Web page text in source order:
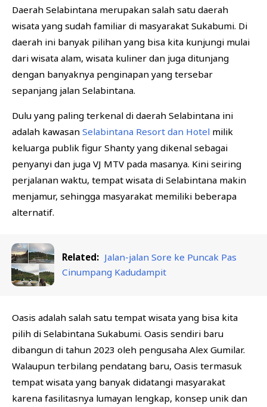
Daerah Selabintana merupakan salah satu daerah
wisata yang sudah familiar di masyarakat Sukabumi. Di
daerah ini banyak pilihan yang bisa kita kunjungi mulai
dari wisata alam, wisata kuliner dan juga ditunjang
dengan banyaknya penginapan yang tersebar
sepanjang jalan Selabintana.
Dulu yang paling terkenal di daerah Selabintana ini
adalah kawasan Selabintana Resort dan Hotel milik
keluarga publik figur Shanty yang dikenal sebagai
penyanyi dan juga VJ MTV pada masanya. Kini seiring
perjalanan waktu, tempat wisata di Selabintana makin
menjamur, sehingga masyarakat memiliki beberapa
alternatif.
Related: Jalan-jalan Sore ke Puncak Pas
Cinumpang Kadudampit
Oasis adalah salah satu tempat wisata yang bisa kita
pilih di Selabintana Sukabumi. Oasis sendiri baru
dibangun di tahun 2023 oleh pengusaha Alex Gumilar.
Walaupun terbilang pendatang baru, Oasis termasuk
tempat wisata yang banyak didatangi masyarakat
karena fasilitasnya lumayan lengkap, konsep unik dan